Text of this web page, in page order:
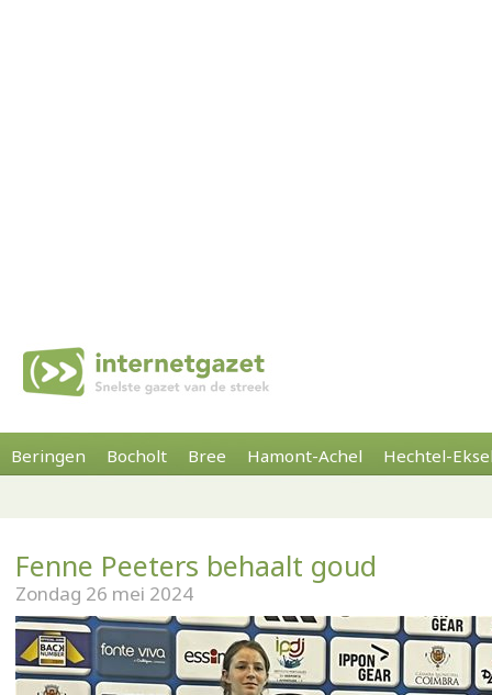
Beringen Bocholt Bree Hamont-Achel Hechtel-
Fenne Peeters behaalt goud
Zondag 26 mei 2024